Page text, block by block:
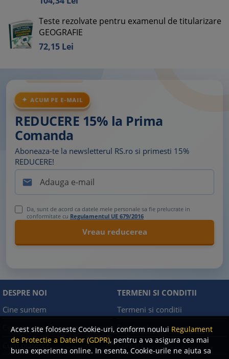
Acest site foloseste Cookie-uri, conform noului Regulament
de Protectie a Datelor (GDPR), pentru a va asigura cea mai
buna experienta online. In esenta, Cookie-urile ne ajuta sa
Teste rezolvate pentru examenul de titularizare
GEOGRAFIE
72,15 Lei
ACUM PE E-MAIL
REDUCERE 15% la Prima
Comanda
Aboneaza-te la newsletterul RS.ro si primesti 15%
REDUCERE!

Da, sunt de acord ca datele mele personale sa fie prelucrate in
conformitate cu Regulamentul UE 679/2016
DESPRE NOI
Cine suntem
Cum comand?
Cum platesc?
TERMENI SI CONDITII
Termeni si conditii
Facebook
Contact